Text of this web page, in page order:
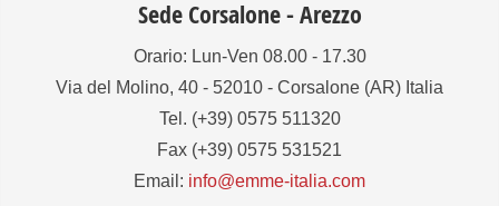
Sede Corsalone - Arezzo
Orario: Lun-Ven 08.00 - 17.30
Via del Molino, 40 - 52010 - Corsalone (AR) Italia
Tel. (+39) 0575 511320
Fax (+39) 0575 531521
Email: info@emme-italia.com